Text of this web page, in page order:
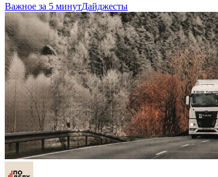
Важное за 5 минутДайджесты